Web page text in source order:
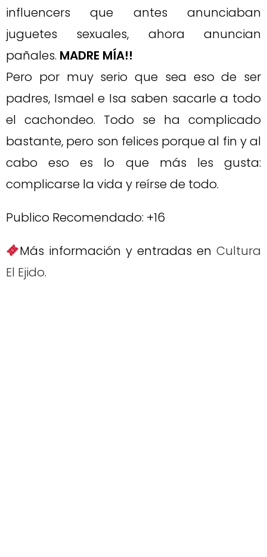
influencers que antes anunciaban
juguetes sexuales, ahora anuncian
pañales. MADRE MÍA!!
Pero por muy serio que sea eso de ser
padres, Ismael e Isa saben sacarle a todo
el cachondeo. Todo se ha complicado
bastante, pero son felices porque al fin y al
cabo eso es lo que más les gusta:
complicarse la vida y reírse de todo.
Publico Recomendado: +16
Más información y entradas en Cultura
El Ejido.